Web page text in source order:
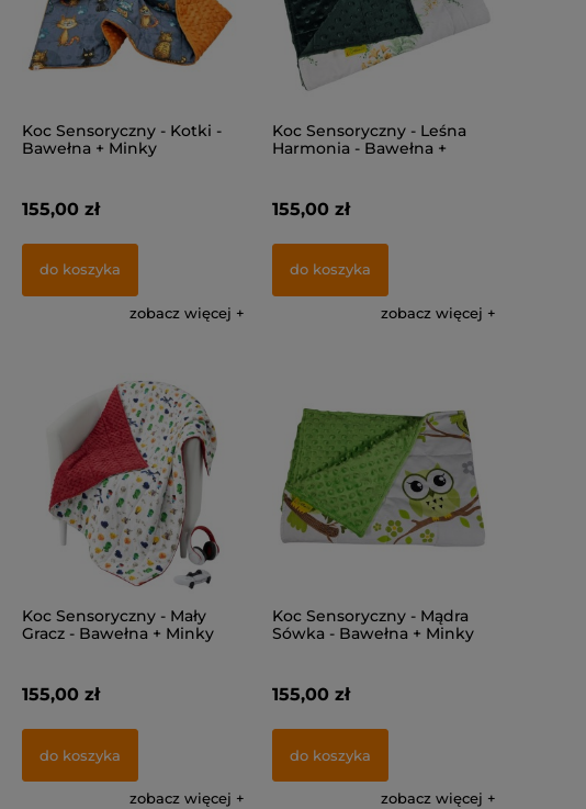
Koc Sensoryczny - Kotki -
Bawełna + Minky
155,00 zł
do koszyka
zobacz więcej
Koc Sensoryczny - Leśna
Harmonia - Bawełna +
155,00 zł
do koszyka
zobacz więcej
Koc Sensoryczny - Mały
Gracz - Bawełna + Minky
155,00 zł
do koszyka
zobacz więcej
Koc Sensoryczny - Mądra
Sówka - Bawełna + Minky
155,00 zł
do koszyka
zobacz więcej